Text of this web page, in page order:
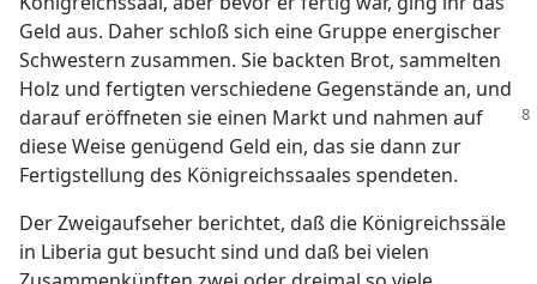
Geld aus. Daher schloß sich eine Gruppe energischer
Schwestern zusammen. Sie backten Brot, sammelten
Holz und fertigten verschiedene Gegenstände an, und
darauf eröffneten sie einen Markt und nahmen auf
diese Weise genügend Geld ein, das sie dann zur
Fertigstellung des Königreichssaales spendeten.
Der Zweigaufseher berichtet, daß die Königreichssäle
in Liberia gut besucht sind und daß bei vielen